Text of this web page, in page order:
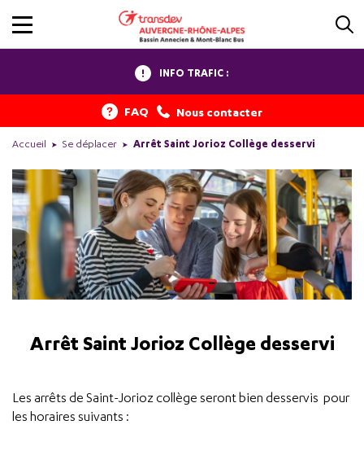
INFO TRAFIC :
FAQ Nous contacter
Accueil Se déplacer Arrêt Saint Jorioz Collège desservi
Arrêt Saint Jorioz Collège desservi
Les arrêts de Saint-Jorioz collège seront bien desservis pour
les horaires suivants :